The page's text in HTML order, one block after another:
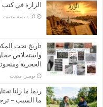
الزارة في كتب الجغرافيين
تاريخ نحت
واستخلاص
الحجرية
‏يومين مضت
ربما ما زلنا
ما السبب –